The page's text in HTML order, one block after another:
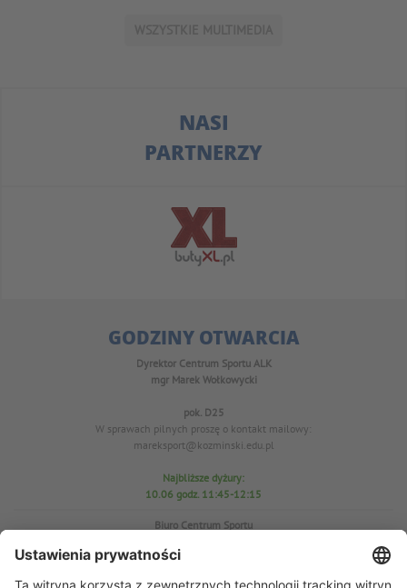
NASI
PARTNERZY
GODZINY OTWARCIA
Dyrektor Centrum Sportu ALK
mgr Marek Wołkowycki
pok. D25
W sprawach pilnych proszę o kontakt mailowy:
mareksport@kozminski.edu.pl
Najbliższe dyżury:
10.06 godz. 11:45-12:15
Biuro Centrum Sportu
tel. 22-519-23-03